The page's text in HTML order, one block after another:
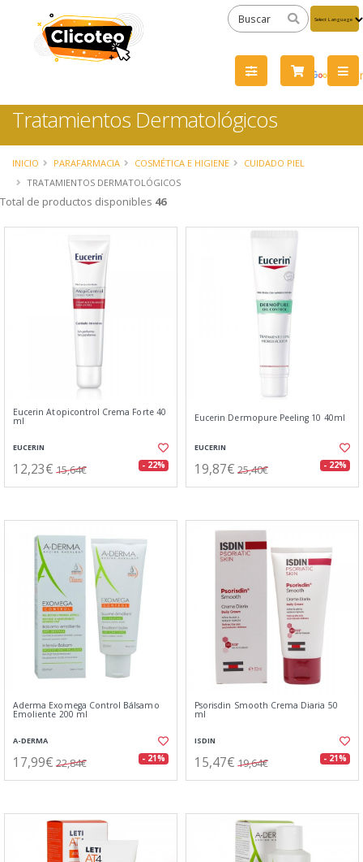
by
Tratamientos Dermatológicos
INICIO PARAFARMACIA COSMÉTICA E HIGIENE
CUIDADO PIEL
TRATAMIENTOS DERMATOLÓGICOS
Total de productos disponibles 46
Eucerin Atopicontrol Crema Forte 40
ml
EUCERIN
12,23€ 15,64€ - 22%
Eucerin Dermopure Peeling 10 40ml
EUCERIN
19,87€ 25,40€ - 22%
Aderma Exomega Control Bálsamo
Emoliente 200 ml
A-DERMA
17,99€ 22,84€ - 21%
Psorisdin Smooth Crema Diaria 50
ml
ISDIN
15,47€ 19,64€ - 21%